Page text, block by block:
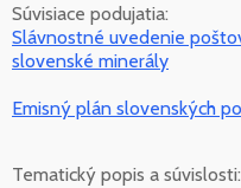
Súvisiace podujatia:
Slávnostné uvedenie
slovenské minerály
Emisný plán slovenských
Tematický popis a súvislosti: